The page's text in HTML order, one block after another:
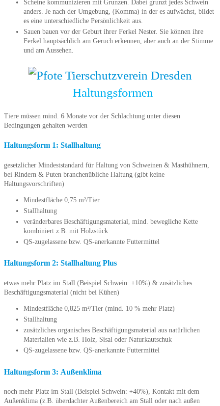
Scheine kommunizieren mit Grunzen. Dabei grunzt jedes Schwein
anders. Je nach der Umgebung, (Komma) in der es aufwächst, bildet
es eine unterschiedliche Persönlichkeit aus.
Sauen bauen vor der Geburt ihrer Ferkel Nester. Sie können ihre
Ferkel hauptsächlich am Geruch erkennen, aber auch an der Stimme
und am Aussehen.
Haltungsformen
Tiere müssen mind. 6 Monate vor der Schlachtung unter diesen
Bedingungen gehalten werden
Haltungsform 1: Stallhaltung
gesetzlicher Mindeststandard für Haltung von Schweinen & Masthühnern,
bei Rindern & Puten branchenübliche Haltung (gibt keine
Haltungsvorschriften)
Mindestfläche 0,75 m²/Tier
Stallhaltung
veränderbares Beschäftigungsmaterial, mind. bewegliche Kette
kombiniert z.B. mit Holzstück
QS-zugelassene bzw. QS-anerkannte Futtermittel
Haltungsform 2: Stallhaltung Plus
etwas mehr Platz im Stall (Beispiel Schwein: +10%) & zusätzliches
Beschäftigungsmaterial (nicht bei Kühen)
Mindestfläche 0,825 m²/Tier (mind. 10 % mehr Platz)
Stallhaltung
zusätzliches organisches Beschäftigungsmaterial aus natürlichen
Materialien wie z.B. Holz, Sisal oder Naturkautschuk
QS-zugelassene bzw. QS-anerkannte Futtermittel
Haltungsform 3: Außenklima
noch mehr Platz im Stall (Beispiel Schwein: +40%), Kontakt mit dem
Außenklima (z.B. überdachter Außenbereich am Stall oder nach außen